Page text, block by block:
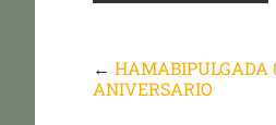
←HAMABIPULGADA
ANIVERSARIO